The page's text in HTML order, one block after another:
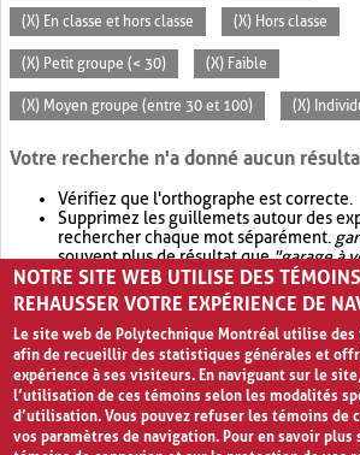
(X) En classe et hors classe (X) Hors classe
(X) Petit groupe (< 30) (X) Faible
(X) Moyen groupe (entre 30 et 100) (X)
Votre recherche n'a donné aucun
Vérifiez que l'orthographe est correcte.
Supprimez les guillemets autour des
rechercher chaque mot séparément.
souvent plus de résultat que"garage à
Envisagez d'élargir votre recherche avec
retournera souvent plus de résultat que
NOTRE SITE WEB UTILISE DES
REHAUSSER VOTRE EXPÉRIENCE DE
Le site web de Polytechnique Montréal utilise
afin de recueillir des statistiques générales et
expérience à ses visiteurs. En naviguant sur le
l’utilisation de ces témoins selon les modalités
d’utilisation. Vous pouvez refuser les témoins de
vos paramètres de navigation. Pour en savoir plus